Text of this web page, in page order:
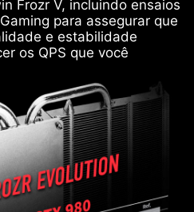
Frozr V, incluindo ensaios
para assegurar que
e estabilidade
os QPS que você